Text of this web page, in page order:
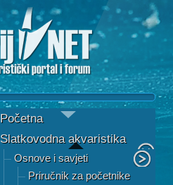
Početna
Slatkovodna akvaristika
Osnove i savjeti
Priručnik za početnike